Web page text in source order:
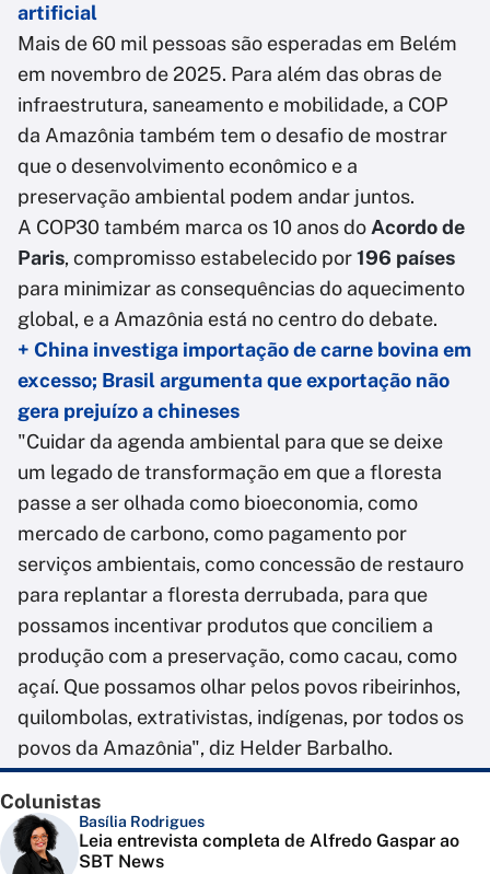
artificial
Mais de 60 mil pessoas são esperadas em Belém
em novembro de 2025. Para além das obras de
infraestrutura, saneamento e mobilidade, a COP
da Amazônia também tem o desafio de mostrar
que o desenvolvimento econômico e a
preservação ambiental podem andar juntos.
A COP30 também marca os 10 anos doAcordo de
Paris, compromisso estabelecido por196 países
para minimizar as consequências do aquecimento
global, e a Amazônia está no centro do debate.
+ China investiga importação de carne bovina em
excesso; Brasil argumenta que exportação não
gera prejuízo a chineses
"Cuidar da agenda ambiental para que se deixe
um legado de transformação em que a floresta
passe a ser olhada como bioeconomia, como
mercado de carbono, como pagamento por
serviços ambientais, como concessão de restauro
para replantar a floresta derrubada, para que
possamos incentivar produtos que conciliem a
produção com a preservação, como cacau, como
açaí. Que possamos olhar pelos povos ribeirinhos,
quilombolas, extrativistas, indígenas, por todos os
povos da Amazônia", diz Helder Barbalho.
Colunistas
Basília Rodrigues
Leia entrevista completa de Alfredo Gaspar ao
SBT News